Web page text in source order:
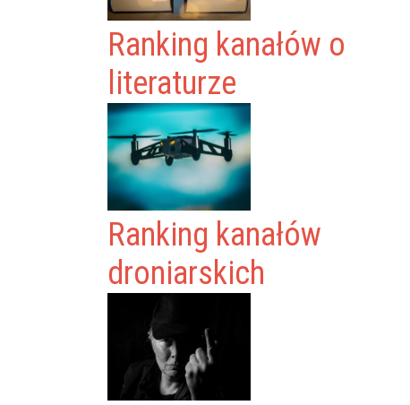
Ranking kanałów o
literaturze
Ranking kanałów
droniarskich